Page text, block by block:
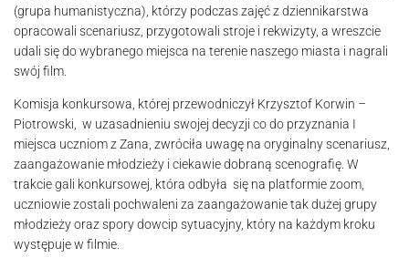
(grupa humanistyczna), którzy podczas zajęć z dziennikarstwa
opracowali scenariusz, przygotowali stroje i rekwizyty, a wreszcie
udali się do wybranego miejsca na terenie naszego miasta i nagrali
swój film.
Komisja konkursowa, której przewodniczył Krzysztof Korwin –
Piotrowski, w uzasadnieniu swojej decyzji co do przyznania I
miejsca uczniom z Zana, zwróciła uwagę na oryginalny scenariusz,
zaangażowanie młodzieży i ciekawie dobraną scenografię. W
trakcie gali konkursowej, która odbyła się na platformie zoom,
uczniowie zostali pochwaleni za zaangażowanie tak dużej grupy
młodzieży oraz spory dowcip sytuacyjny, który na każdym kroku
występuje w filmie.